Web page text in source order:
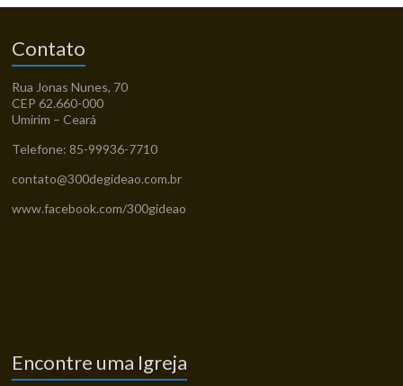
Contato
Rua Jonas Nunes, 70
CEP 62.660-000
Umirim – Ceará
Telefone: 85-99936-7710
contato@300degideao.com.br
www.facebook.com/300gideao
Encontre uma Igreja